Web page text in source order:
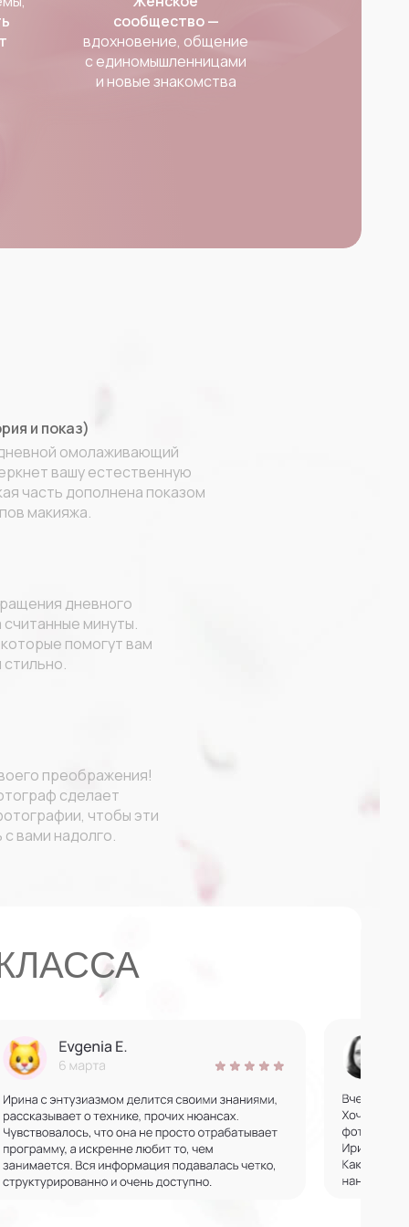
сообщество —
вдохновение, общение
с единомышленницами
и новые знакомства
омолаживающий
вашу естественную
часть дополнена показом
макияжа.
и показ)
дневного
минуты.
помогут вам
преображения!
сделает
чтобы эти
вами надолго.